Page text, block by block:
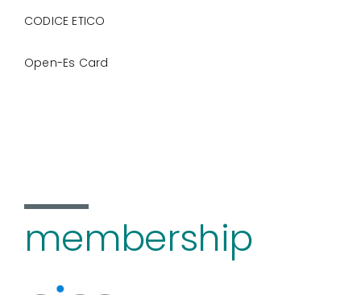
CODICE ETICO
Open-Es Card
membership